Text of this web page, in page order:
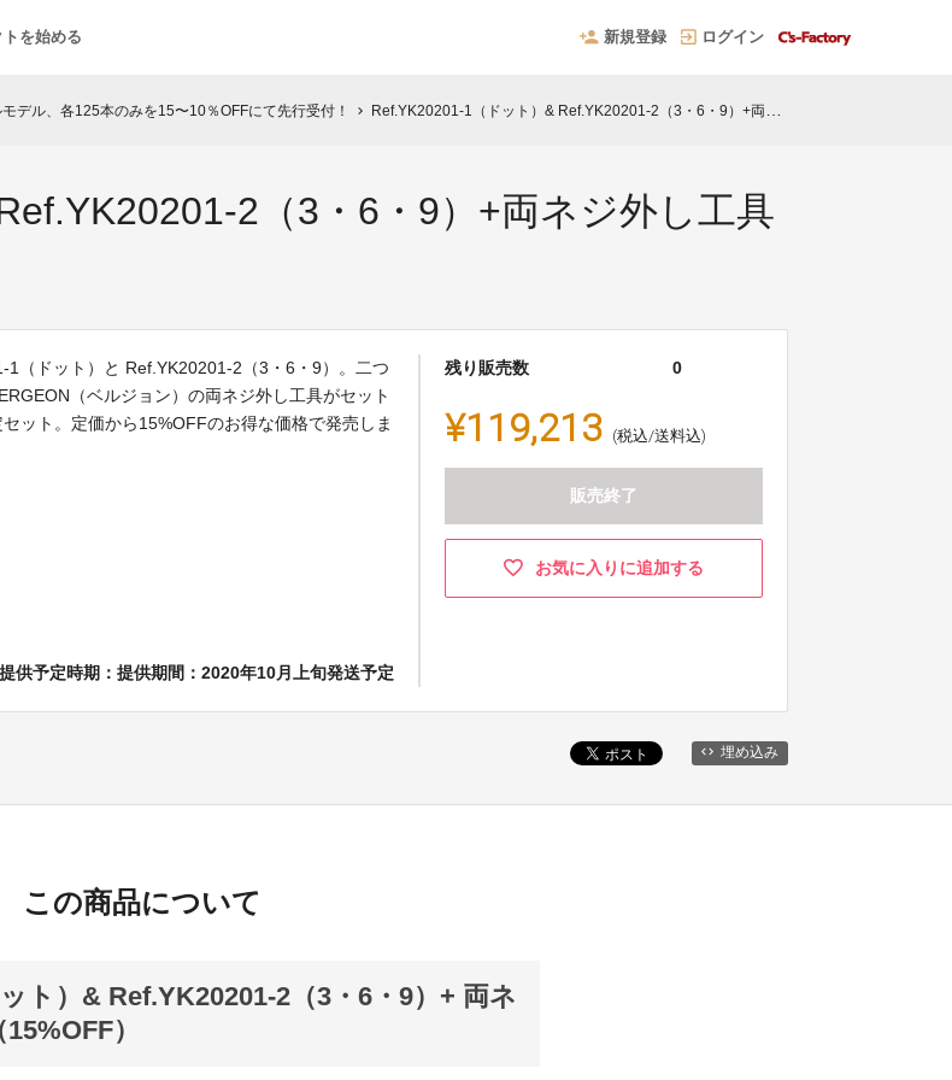
を始める 新規登録 ログイン
デル、各125本のみを15〜10％OFFにて先行受付！ chevron_right Ref.YK20201-1（ドット）& Ref.YK20201-2（3・6・9）+両ネジ外し工具セット（15%OFF）
2（3・6・9）+両ネジ外し工具
1（ドット）と Ref.YK20201-2（3・6・9）。二つ
（ベルジョン）の両ネジ外し工具がセット
ット。定価から15%OFFのお得な価格で発売しま
供予定時期：提供期間：2020年10月上旬発送予定
残り販売数 0
¥119,213 (税込/送料込)
販売終了
お気に入りに追加する
埋め込み
この商品について
ト）& Ref.YK20201-2（3・6・9）+ 両ネ
）